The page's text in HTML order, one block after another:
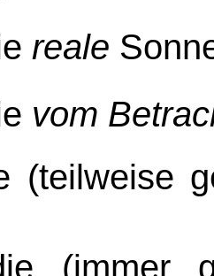
reale
vom
(teilweise
(immer